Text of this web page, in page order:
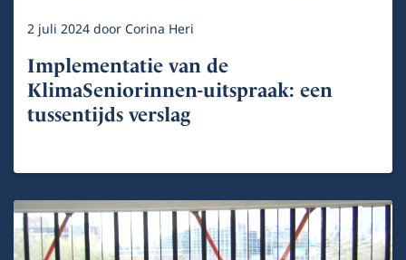
2 juli 2024doorCorina Heri
Implementatie van de
KlimaSeniorinnen-uitspraak: een
tussentijds verslag